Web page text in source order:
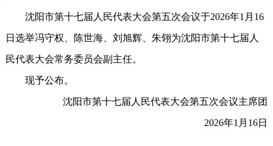
沈阳市第十七届人民代表大会第五次会议于2026年1月16
日选举冯守权、陈世海、刘旭辉、朱翎为沈阳市第十七届人
民代表大会常务委员会副主任。
现予公布。
沈阳市第十七届人民代表大会第五次会议主席团
2026年1月16日